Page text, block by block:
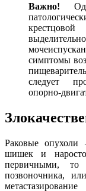
Важно!
симптомы
следует
опорно-
Раковые опухоли
шишек и
первичными, то
позвоночника,